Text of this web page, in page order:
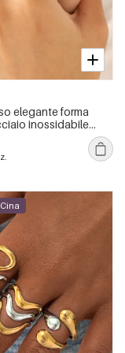
elegante forma
inossidabile
oro zircone anelli
preziose